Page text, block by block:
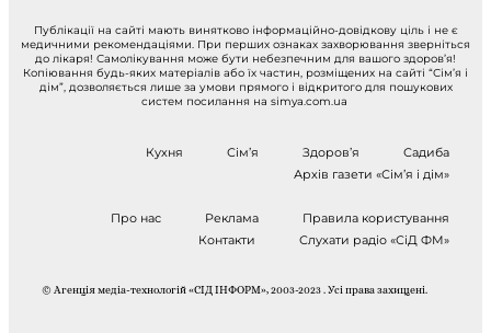
Публікації на сайті мають винятково інформаційно-довідкову ціль і не є
медичними рекомендаціями. При перших ознаках захворювання зверніться
до лікаря! Самолікування може бути небезпечним для вашого здоров’я!
Копіювання будь-яких матеріалів або їх частин, розміщених на сайті “Сім’я і
дім”, дозволяється лише за умови прямого і відкритого для пошукових
систем посилання на simya.com.ua
Кухня Сім’я Здоров’я
Садиба
Архів газети «Сім’я і дім»
Про нас Реклама
Правила користування
Контакти
Слухати радіо «СіД ФМ»
© Агенція медіа-технологій «СІД ІНФОРМ», 2003-2023 . Усі права захищені.